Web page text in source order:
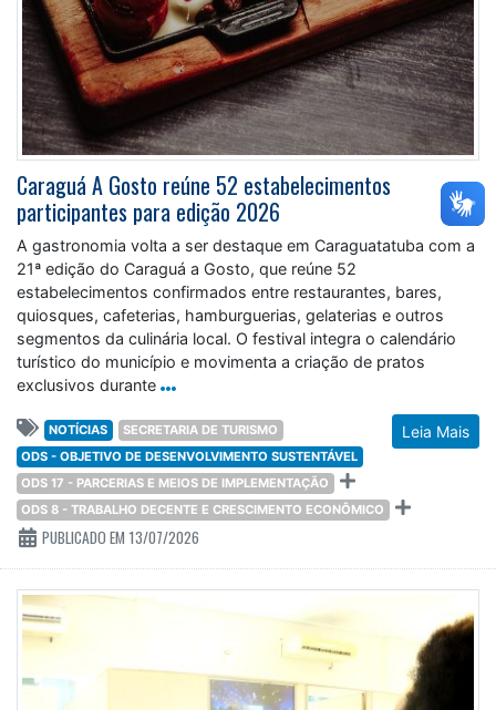
Caraguá A Gosto reúne 52 estabelecimentos
participantes para edição 2026
A gastronomia volta a ser destaque em Caraguatatuba com a
21ª edição do Caraguá a Gosto, que reúne 52
estabelecimentos confirmados entre restaurantes, bares,
quiosques, cafeterias, hamburguerias, gelaterias e outros
segmentos da culinária local. O festival integra o calendário
turístico do município e movimenta a criação de pratos
exclusivos durante
Leia Mais
NOTÍCIAS
SECRETARIA DE TURISMO
ODS - OBJETIVO DE DESENVOLVIMENTO SUSTENTÁVEL
ODS 17 - PARCERIAS E MEIOS DE IMPLEMENTAÇÃO
ODS 8 - TRABALHO DECENTE E CRESCIMENTO ECONÔMICO
PUBLICADO EM 13/07/2026